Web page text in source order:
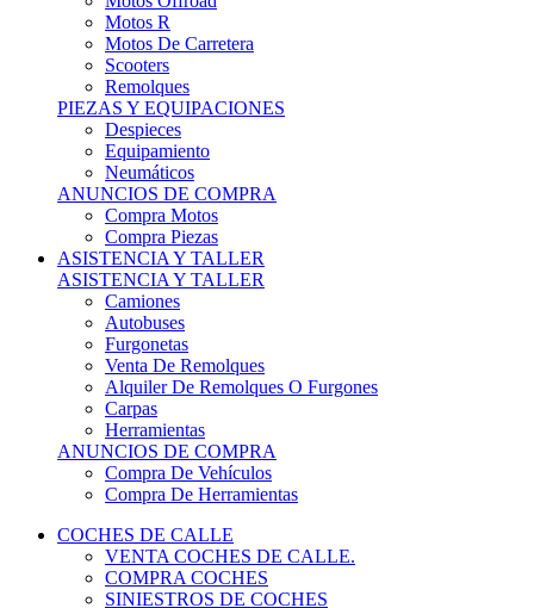
Motos R
Motos De Carretera
Scooters
Remolques
PIEZAS Y EQUIPACIONES
Despieces
Equipamiento
Neumáticos
ANUNCIOS DE COMPRA
Compra Motos
Compra Piezas
ASISTENCIA Y TALLER
ASISTENCIA Y TALLER
Camiones
Autobuses
Furgonetas
Venta De Remolques
Alquiler De Remolques O Furgones
Carpas
Herramientas
ANUNCIOS DE COMPRA
Compra De Vehículos
Compra De Herramientas
COCHES DE CALLE
VENTA COCHES DE CALLE.
COMPRA COCHES
SINIESTROS DE COCHES